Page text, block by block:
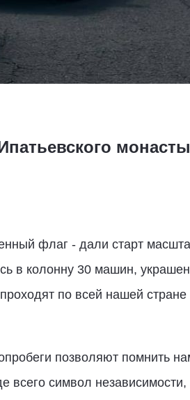
флаг - дали старт
в колонну 30 машин,
по всей нашей стране
позволяют помнить
всего символ независимости,